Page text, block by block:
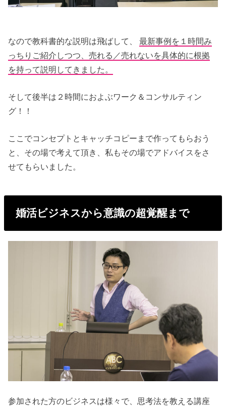
なので教科書的な説明は飛ばして、最新事例を１時間み
っちりご紹介しつつ、売れる／売れないを具体的に根拠
を持って説明してきました。
そして後半は２時間におよぶワーク＆コンサルティン
グ！！
ここでコンセプトとキャッチコピーまで作ってもらおう
と、その場で考えて頂き、私もその場でアドバイスをさ
せてもらいました。
婚活ビジネスから意識の超覚醒まで
参加された方のビジネスは様々で、思考法を教える講座